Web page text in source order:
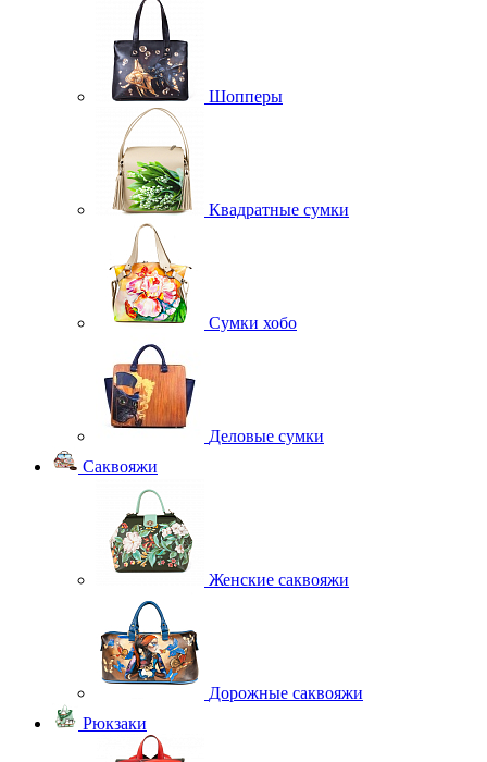
Шопперы
Квадратные сумки
Сумки хобо
Деловые сумки
Саквояжи
Женские саквояжи
Дорожные саквояжи
Рюкзаки